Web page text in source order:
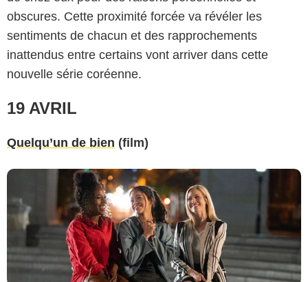
obscures. Cette proximité forcée va révéler les
sentiments de chacun et des rapprochements
inattendus entre certains vont arriver dans cette
nouvelle série coréenne.
19 AVRIL
Quelqu’un de bien (film)
Netflix